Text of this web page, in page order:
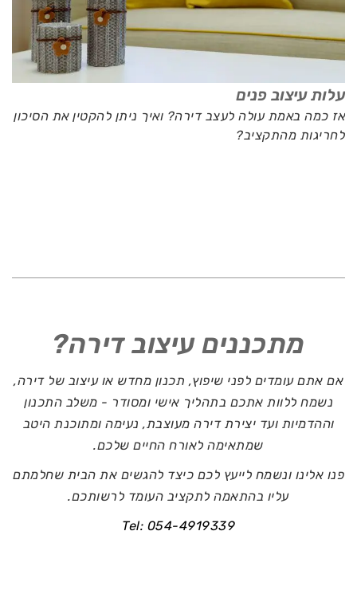
עלות עיצוב פנים
אז כמה באמת עולה לעצב דירה? ואיך ניתן להקטין את הסיכון
לחריגות מהתקציב?
מתכננים עיצוב דירה?
אם אתם עומדים לפני שיפוץ, תכנון מחדש או עיצוב של דירה,
נשמח ללוות אתכם בתהליך אישי ומסודר - משלב התכנון
וההדמיות ועד יצירת דירה מעוצבת, נעימה ומתוכנת היטב
שמתאימה לאורח החיים שלכם.
פנו אלינו ונשמח לייעץ לכם כיצד להגשים את הבית שחלמתם
עליו בהתאמה לתקציב העומד לרשותכם.
Tel: 054-4919339